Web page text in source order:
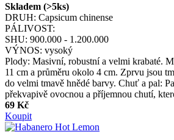
Skladem (>5ks)
DRUH: Capsicum chinense
PÁLIVOST:
SHU: 900.000 - 1.200.000
VÝNOS: vysoký
Plody: Masivní, robustní a velmi krabaté.
11 cm a průměru okolo 4 cm. Zprvu jsou
do velmi tmavě hnědé barvy. Chuť a pal:
překvapivě ovocnou a příjemnou chutí,
69 Kč
Koupit